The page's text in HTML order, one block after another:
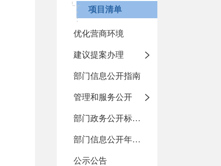
项目清单
优化营商环境
建议提案办理
部门信息公开指南
管理和服务公开
部门政务公开标准化目录
部门信息公开年度报告
公示公告